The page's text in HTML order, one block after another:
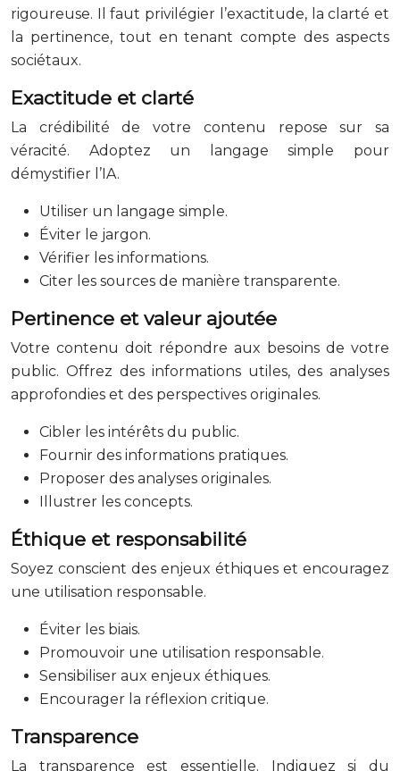
rigoureuse. Il faut privilégier l’exactitude, la clarté et
la pertinence, tout en tenant compte des aspects
sociétaux.
Exactitude et clarté
La crédibilité de votre contenu repose sur sa
véracité. Adoptez un langage simple pour
démystifier l’IA.
Utiliser un langage simple.
Éviter le jargon.
Vérifier les informations.
Citer les sources de manière transparente.
Pertinence et valeur ajoutée
Votre contenu doit répondre aux besoins de votre
public. Offrez des informations utiles, des analyses
approfondies et des perspectives originales.
Cibler les intérêts du public.
Fournir des informations pratiques.
Proposer des analyses originales.
Illustrer les concepts.
Éthique et responsabilité
Soyez conscient des enjeux éthiques et encouragez
une utilisation responsable.
Éviter les biais.
Promouvoir une utilisation responsable.
Sensibiliser aux enjeux éthiques.
Encourager la réflexion critique.
Transparence
La transparence est essentielle. Indiquez si du